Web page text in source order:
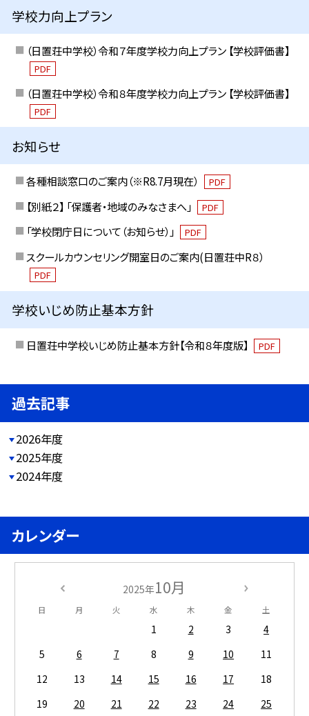
学校力向上プラン
（日置荘中学校）令和７年度学校力向上プラン 【学校評価書】
PDF
（日置荘中学校）令和８年度学校力向上プラン 【学校評価書】
PDF
お知らせ
各種相談窓口のご案内（※R8.7月現在） PDF
【別紙２】 「保護者・地域のみなさまへ」 PDF
「学校閉庁日について（お知らせ）」 PDF
スクールカウンセリング開室日のご案内(日置荘中R８）
PDF
学校いじめ防止基本方針
日置荘中学校いじめ防止基本方針【令和８年度版】 PDF
過去記事
2026年度
2025年度
2024年度
カレンダー
2025年10月
日 月 火 水 木 金 土
1 2 3
4
5
6 7 8 9 10
11
12
13 14 15 16 17
18
19
20 21 22 23 24
25